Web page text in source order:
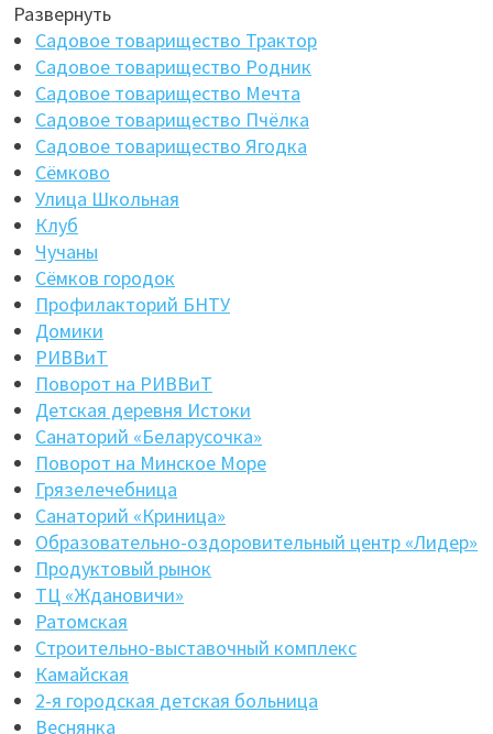
Развернуть
Садовое товарищество Трактор
Садовое товарищество Родник
Садовое товарищество Мечта
Садовое товарищество Пчёлка
Садовое товарищество Ягодка
Сёмково
Улица Школьная
Клуб
Чучаны
Сёмков городок
Профилакторий БНТУ
Домики
РИВВиТ
Поворот на РИВВиТ
Детская деревня Истоки
Санаторий «Беларусочка»
Поворот на Минское Море
Грязелечебница
Санаторий «Криница»
Образовательно-оздоровительный центр «Лидер»
Продуктовый рынок
ТЦ «Ждановичи»
Ратомская
Строительно-выставочный комплекс
Камайская
2-я городская детская больница
Веснянка